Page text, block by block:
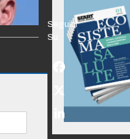
Seguici
Su:
Facebook
Twitter
(deprecated)
LinkedIn